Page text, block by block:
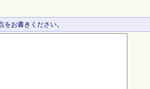
お書きください。